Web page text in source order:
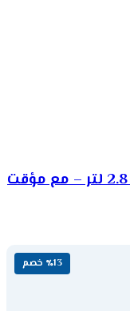
خلاط دوتس كهربائي 1800 وات – 2.8 لتر – مع مؤقت
٪13 خصم